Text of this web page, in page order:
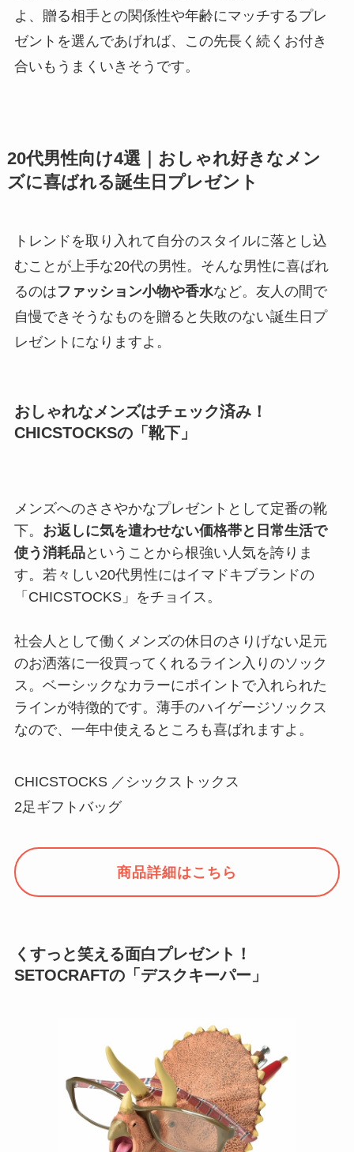
よ、贈る相手との関係性や年齢にマッチするプレ
ゼントを選んであげれば、この先長く続くお付き
合いもうまくいきそうです。
20代男性向け4選｜おしゃれ好きなメン
ズに喜ばれる誕生日プレゼント
トレンドを取り入れて自分のスタイルに落とし込
むことが上手な20代の男性。そんな男性に喜ばれ
るのはファッション小物や香水など。友人の間で
自慢できそうなものを贈ると失敗のない誕生日プ
レゼントになりますよ。
おしゃれなメンズはチェック済み！
CHICSTOCKSの「靴下」
メンズへのささやかなプレゼントとして定番の靴
下。 お返しに気を遣わせない価格帯と日常生活で
使う消耗品ということから根強い人気を誇りま
す。若々しい20代男性にはイマドキブランドの
「CHICSTOCKS」をチョイス。
社会人として働くメンズの休日のさりげない足元
のお洒落に一役買ってくれるライン入りのソック
ス。ベーシックなカラーにポイントで入れられた
ラインが特徴的です。薄手のハイゲージソックス
なので、一年中使えるところも喜ばれますよ。
CHICSTOCKS ／シックストックス
2足ギフトバッグ
商品詳細はこちら
くすっと笑える面白プレゼント！
SETOCRAFTの「デスクキーパー」